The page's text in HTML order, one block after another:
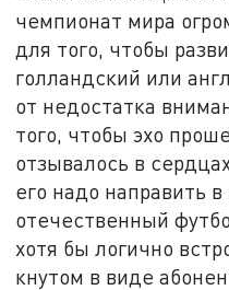
чемпионат мира
для того, чтобы
голландский или
от недостатка
того, чтобы эхо
отзывалось в
его надо направить
отечественный
хотя бы логично
кнутом в виде